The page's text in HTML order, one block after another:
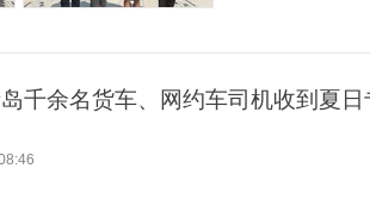
千余名货车、网约车司机收到夏日